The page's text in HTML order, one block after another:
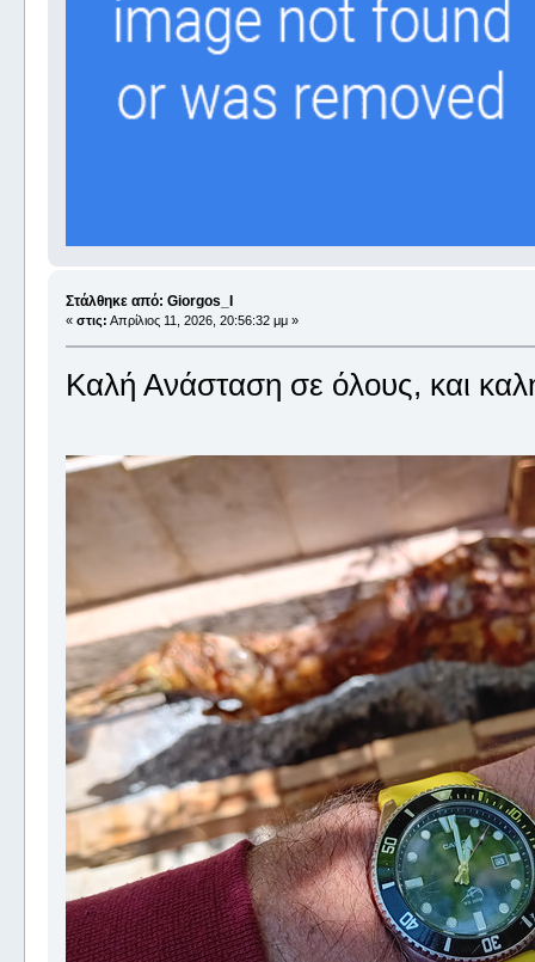
Στάλθηκε από: Giorgos_I
« στις: Απρίλιος 11, 2026, 20:56:32 μμ »
Καλή Ανάσταση σε όλους, και